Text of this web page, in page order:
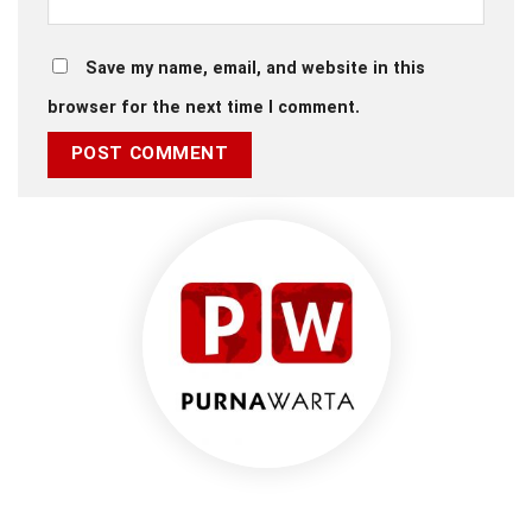
Save my name, email, and website in this
browser for the next time I comment.